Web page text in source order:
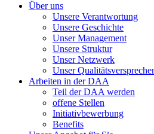
Über uns
Unsere Verantwortung
Unsere Geschichte
Unser Management
Unsere Struktur
Unser Netzwerk
Unser
Arbeiten in der DAA
Teil der DAA werden
offene Stellen
Initiativbewerbung
Benefits